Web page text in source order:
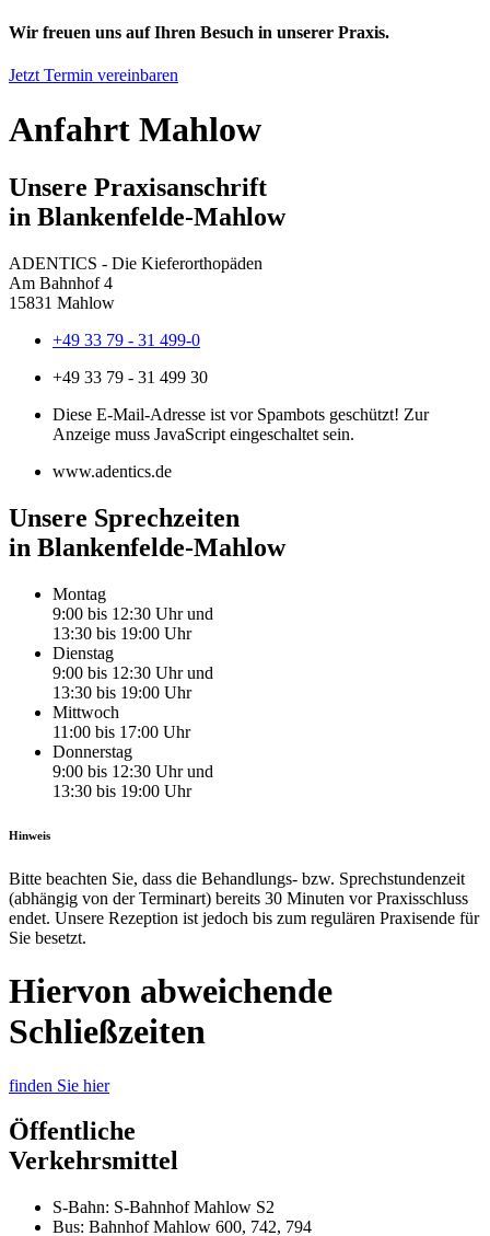
Wir freuen uns auf Ihren Besuch in unserer Praxis.
Jetzt Termin vereinbaren
Anfahrt Mahlow
Unsere Praxisanschrift
in Blankenfelde-Mahlow
ADENTICS - Die Kieferorthopäden
Am Bahnhof 4
15831 Mahlow
+49 33 79 - 31 499-0
+49 33 79 - 31 499 30
Diese E-Mail-Adresse ist vor Spambots geschützt! Zur
Anzeige muss JavaScript eingeschaltet sein.
www.adentics.de
Unsere Sprechzeiten
in Blankenfelde-Mahlow
Montag
9:00 bis 12:30 Uhr und
13:30 bis 19:00 Uhr
Dienstag
9:00 bis 12:30 Uhr und
13:30 bis 19:00 Uhr
Mittwoch
11:00 bis 17:00 Uhr
Donnerstag
9:00 bis 12:30 Uhr und
13:30 bis 19:00 Uhr
Hinweis
Bitte beachten Sie, dass die Behandlungs- bzw. Sprechstundenzeit
(abhängig von der Terminart) bereits 30 Minuten vor Praxisschluss
endet. Unsere Rezeption ist jedoch bis zum regulären Praxisende für
Sie besetzt.
Hiervon abweichende
Schließzeiten
finden Sie hier
Öffentliche
Verkehrsmittel
S-Bahn: S-Bahnhof Mahlow S2
Bus: Bahnhof Mahlow 600, 742, 794